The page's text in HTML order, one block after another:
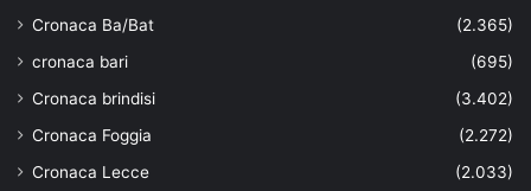
Cronaca Ba/Bat
(2.365)
cronaca bari
(695)
Cronaca brindisi
(3.402)
Cronaca Foggia
(2.272)
Cronaca Lecce
(2.033)